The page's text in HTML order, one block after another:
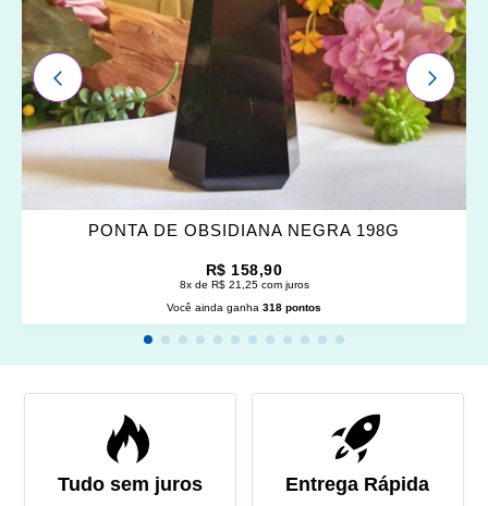
PONTA DE OBSIDIANA NEGRA 198G
R$ 158,90
8x de R$ 21,25 com juros
Você ainda ganha 318 pontos
ANTERIOR
Tudo sem juros Entrega Rápida